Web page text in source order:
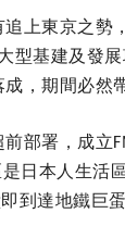
上東京之勢
型基建及發
，期間必然
部署，成立
日本人生活
到達地鐵巨